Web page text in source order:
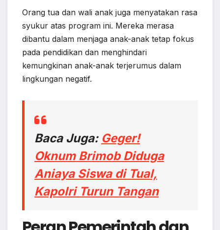
Orang tua dan wali anak juga menyatakan rasa
syukur atas program ini. Mereka merasa
dibantu dalam menjaga anak-anak tetap fokus
pada pendidikan dan menghindari
kemungkinan anak-anak terjerumus dalam
lingkungan negatif.
Baca Juga: Geger!
Oknum Brimob Diduga
Aniaya Siswa di Tual,
Kapolri Turun Tangan